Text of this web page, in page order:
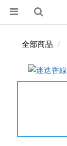
全部商品